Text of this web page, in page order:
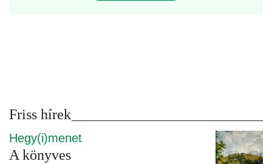
Friss hírek
Hegy(i)menet
A könyves